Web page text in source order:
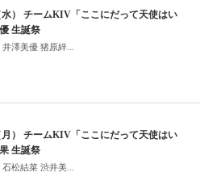
水） チームKIV「ここにだって天使はい
生誕祭
澤美優 猪原絆...
月） チームKIV「ここにだって天使はい
生誕祭
松結菜 渋井美...